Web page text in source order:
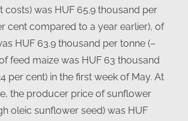
costs) was HUF 65.9 thousand per
cent compared to a year earlier), of
HUF 63.9 thousand per tonne (–
feed maize was HUF 63 thousand
per cent) in the first week of May. At
the producer price of sunflower
oleic sunflower seed) was HUF